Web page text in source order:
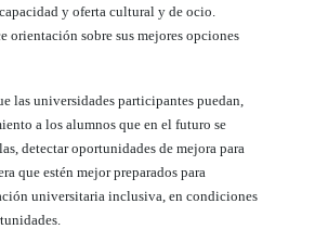
y oferta cultural y de ocio.
orientación sobre sus mejores opciones
las universidades participantes puedan,
a los alumnos que en el futuro se
detectar oportunidades de mejora para
que estén mejor preparados para
universitaria inclusiva, en condiciones